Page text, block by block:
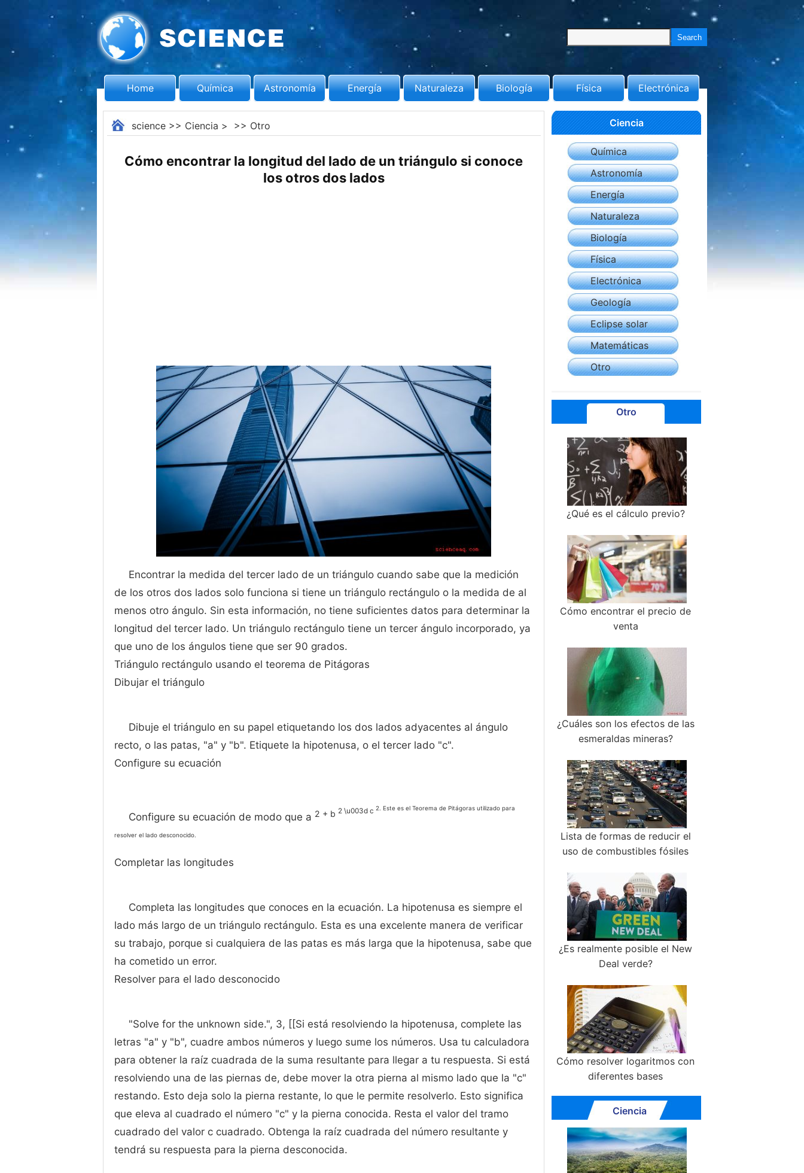
Home Química Astronomía Energía Naturaleza Biología Física Electrónica
science>> Ciencia > >> Otro
Cómo encontrar la longitud del lado de un triángulo si conoce
los otros dos lados
Encontrar la medida del tercer lado de un triángulo cuando sabe que la medición
de los otros dos lados solo funciona si tiene un triángulo rectángulo o la medida de al
menos otro ángulo. Sin esta información, no tiene suficientes datos para determinar la
longitud del tercer lado. Un triángulo rectángulo tiene un tercer ángulo incorporado, ya
que uno de los ángulos tiene que ser 90 grados.
Triángulo rectángulo usando el teorema de Pitágoras
Dibujar el triángulo
Dibuje el triángulo en su papel etiquetando los dos lados adyacentes al ángulo
recto, o las patas, "a" y "b". Etiquete la hipotenusa, o el tercer lado "c".
Configure su ecuación
Configure su ecuación de modo que a 2 + b 2 \u003d c 2. Este es el Teorema de Pitágoras utilizado para
resolver el lado desconocido.
Completar las longitudes
Completa las longitudes que conoces en la ecuación. La hipotenusa es siempre el
lado más largo de un triángulo rectángulo. Esta es una excelente manera de verificar
su trabajo, porque si cualquiera de las patas es más larga que la hipotenusa, sabe que
ha cometido un error.
Resolver para el lado desconocido
"Solve for the unknown side.", 3, [[Si está resolviendo la hipotenusa, complete las
letras "a" y "b", cuadre ambos números y luego sume los números. Usa tu calculadora
para obtener la raíz cuadrada de la suma resultante para llegar a tu respuesta. Si está
resolviendo una de las piernas de, debe mover la otra pierna al mismo lado que la "c"
restando. Esto deja solo la pierna restante, lo que le permite resolverlo. Esto significa
que eleva al cuadrado el número "c" y la pierna conocida. Resta el valor del tramo
cuadrado del valor c cuadrado. Obtenga la raíz cuadrada del número resultante y
tendrá su respuesta para la pierna desconocida.
Ciencia
Química
Astronomía
Energía
Naturaleza
Biología
Física
Electrónica
Geología
Eclipse solar
Matemáticas
Otro
Otro
¿Qué es el cálculo previo?
Cómo encontrar el precio de
venta
¿Cuáles son los efectos de las
esmeraldas mineras?
Lista de formas de reducir el
uso de combustibles fósiles
¿Es realmente posible el New
Deal verde?
Cómo resolver logaritmos con
diferentes bases
Ciencia